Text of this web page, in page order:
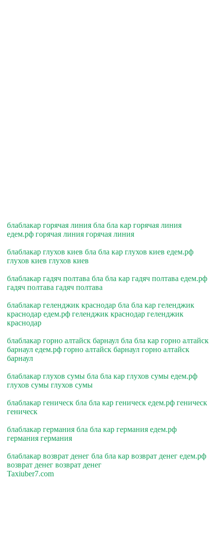
блаблакар горячая линия бла бла кар горячая линия
едем.рф горячая линия горячая линия
блаблакар глухов киев бла бла кар глухов киев едем.рф
глухов киев глухов киев
блаблакар гадяч полтава бла бла кар гадяч полтава едем.рф
гадяч полтава гадяч полтава
блаблакар геленджик краснодар бла бла кар геленджик
краснодар едем.рф геленджик краснодар геленджик
краснодар
блаблакар горно алтайск барнаул бла бла кар горно алтайск
барнаул едем.рф горно алтайск барнаул горно алтайск
барнаул
блаблакар глухов сумы бла бла кар глухов сумы едем.рф
глухов сумы глухов сумы
блаблакар геническ бла бла кар геническ едем.рф геническ
геническ
блаблакар германия бла бла кар германия едем.рф
германия германия
блаблакар возврат денег бла бла кар возврат денег едем.рф
возврат денег возврат денег
Taxiuber7.com